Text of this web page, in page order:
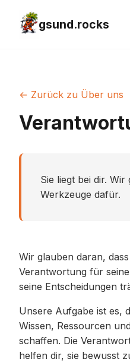
gsund.rocks
← Zurück zu Über uns
Sie liegt bei dir. Wir
Werkzeuge dafür.
Wir glauben daran,
Verantwortung für
seine Entscheidungen
Unsere Aufgabe ist es,
Wissen, Ressourcen
schaffen. Die
helfen dir, sie bewusst